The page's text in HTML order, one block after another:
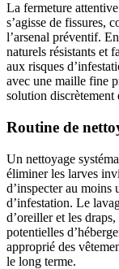
La fermeture
s’agisse de fissures,
l’arsenal préventif.
naturels résistants et
aux risques
avec une maille fine
solution discrètement
Routine de
Un nettoyage
éliminer les larves
d’inspecter au moins
d’infestation. Le
d’oreiller et les
potentielles
approprié des
le long terme.